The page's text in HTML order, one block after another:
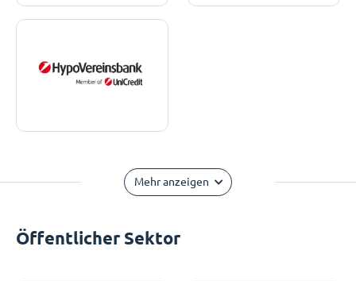
Mehr anzeigen
Öffentlicher Sektor